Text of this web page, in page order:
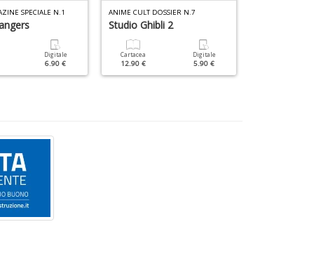
SPECIALE N.1
Digitale
6.90 €
ANIME CULT DOSSIER N.7
Studio Ghibli 2
Cartacea
12.90 €
Digitale
5.90 €